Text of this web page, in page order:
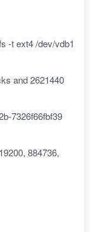
-t ext4 /dev/vdb1
and 2621440
7326f66fbf39
884736,